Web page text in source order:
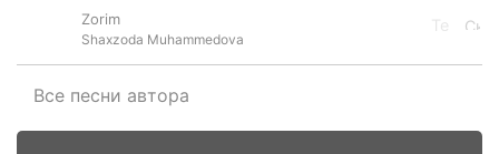
Zorim
Shaxzoda Muhammedova
Все песни автора